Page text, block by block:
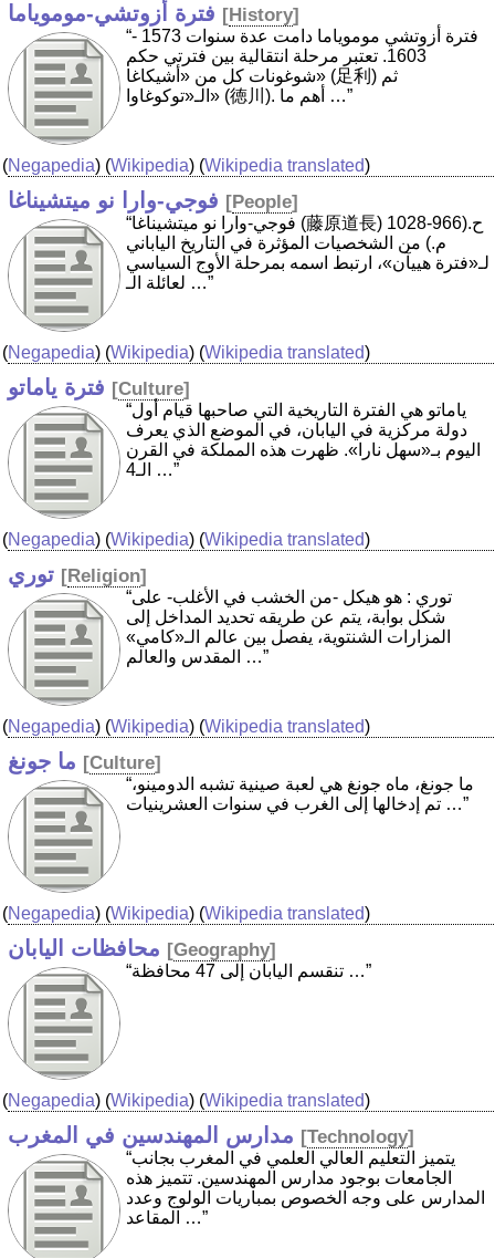
فترة أزوتشي-موموياما [History]
“فترة أزوتشي موموياما دامت عدة سنوات 1573 -
1603. تعتبر مرحلة انتقالية بين فترتي حكم
شوغونات كل من «أشيكاغا» (足利) ثم
الـ«توكوغاوا» (徳川). أهم ما …”
(Negapedia) (Wikipedia) (Wikipedia translated)
فوجي-وارا نو ميتشيناغا [People]
“فوجي-وارا نو ميتشيناغا (藤原道長) ح.(966-1028
م.) من الشخصيات المؤثرة في التاريخ الياباني
لـ«فترة هييآن»، ارتبط اسمه بمرحلة الأوج السياسي
لعائلة الـ …”
(Negapedia) (Wikipedia) (Wikipedia translated)
فترة ياماتو [Culture]
“ياماتو هي الفترة التاريخية التي صاحبها قيام أول
دولة مركزية في اليابان، في الموضع الذي يعرف
اليوم بـ«سهل نارا». ظهرت هذه المملكة في القرن
الـ4 …”
(Negapedia) (Wikipedia) (Wikipedia translated)
توري [Religion]
“توري : هو هيكل -من الخشب في الأغلب- على
شكل بوابة، يتم عن طريقه تحديد المداخل إلى
المزارات الشنتوية، يفصل بين عالم الـ«كامي»
المقدس والعالم …”
(Negapedia) (Wikipedia) (Wikipedia translated)
ما جونغ [Culture]
“ما جونغ، ماه جونغ هي لعبة صينية تشبه الدومينو،
تم إدخالها إلى الغرب في سنوات العشرينيات …”
(Negapedia) (Wikipedia) (Wikipedia translated)
محافظات اليابان [Geography]
“تنقسم اليابان إلى 47 محافظة …”
(Negapedia) (Wikipedia) (Wikipedia translated)
مدارس المهندسين في المغرب [Technology]
“يتميز التعليم العالي العلمي في المغرب بجانب
الجامعات بوجود مدارس المهندسين. تتميز هذه
المدارس على وجه الخصوص بمباريات الولوج وعدد
المقاعد …”